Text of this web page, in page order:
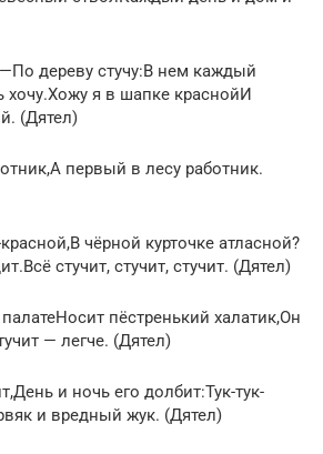
дереву стучу:В нем каждый
хочу.Хожу я в шапке краснойИ
(Дятел)
первый в лесу работник.
чёрной курточке атласной?
стучит, стучит, стучит. (Дятел)
пёстренький халатик,Он
— легче. (Дятел)
и ночь его долбит:Тук-тук-
и вредный жук. (Дятел)